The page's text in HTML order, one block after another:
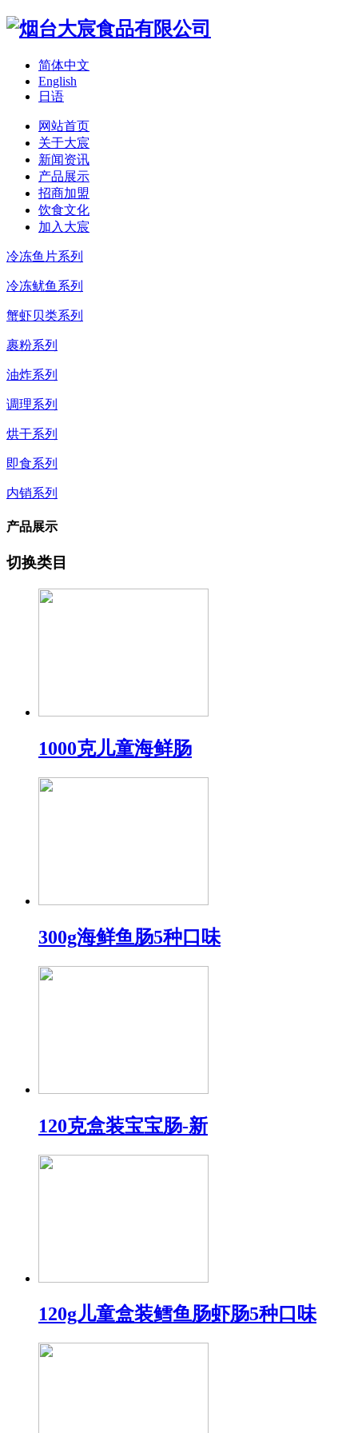
简体中文
English
日语
网站首页
关于大宸
新闻资讯
产品展示
招商加盟
饮食文化
加入大宸
冷冻鱼片系列
冷冻鱿鱼系列
蟹虾贝类系列
裹粉系列
油炸系列
调理系列
烘干系列
即食系列
内销系列
产品展示
切换类目
1000克儿童海鲜肠
300g海鲜鱼肠5种口味
120克盒装宝宝肠-新
120g儿童盒装鳕鱼肠虾肠5种口味